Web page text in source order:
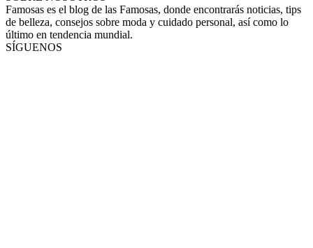
Famosas es el blog de las Famosas, donde encontrarás noticias, tips
de belleza, consejos sobre moda y cuidado personal, así como lo
último en tendencia mundial.
SÍGUENOS